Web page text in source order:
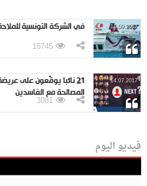
11.09.2017 في الشركة التونسية
16745
14.07.2017
21 نائبا يوقّعون على
المصالحة مع الفاسدين
3081
فيديو اليوم